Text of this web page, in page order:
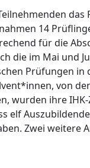
14
für die
die im Mai und
Prüfungen in
von
wurden ihre
elf
Zwei weitere